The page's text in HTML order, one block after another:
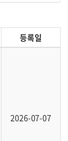
등록일
은 축산'을 지향하는
2026-07-07